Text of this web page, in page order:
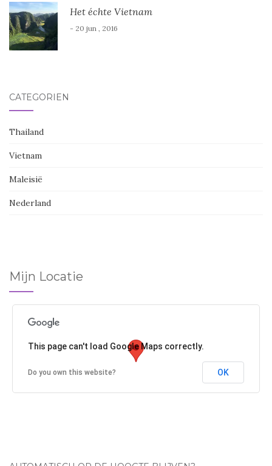
Het échte Vietnam
- 20 jun , 2016
CATEGORIËN
Thailand
Vietnam
Maleisië
Nederland
Mijn Locatie
This page can't load Google Maps correctly.
Do you own this website? OK